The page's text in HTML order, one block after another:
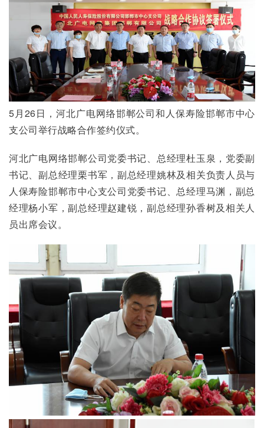
5月26日，河北广电网络邯郸公司和人保寿险邯郸市中心
支公司举行战略合作签约仪式。
河北广电网络邯郸公司党委书记、总经理杜玉泉，党委副
书记、副总经理栗书军，副总经理姚林及相关负责人员与
人保寿险邯郸市中心支公司党委书记、总经理马渊，副总
经理杨小军，副总经理赵建锐，副总经理孙香树及相关人
员出席会议。